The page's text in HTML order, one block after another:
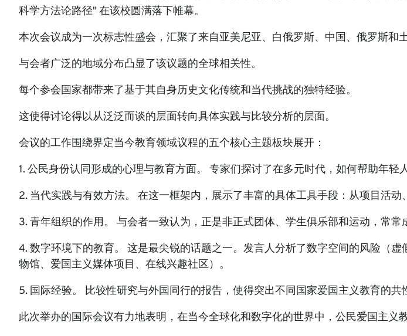
科学方法论路径" 在该校圆满落下帷幕。
本次会议成为一次标志性盛会，汇聚了来自亚美尼亚、白俄罗斯、中国、俄罗斯和
与会者广泛的地域分布凸显了该议题的全球相关性。
每个参会国家都带来了基于其自身历史文化传统和当代挑战的独特经验。
这使得讨论得以从泛泛而谈的层面转向具体实践与比较分析的层面。
会议的工作围绕界定当今教育领域议程的五个核心主题板块展开：
1. 公民身份认同形成的心理与教育方面。 专家们探讨了在多元时代，如何帮助年轻
2. 当代实践与有效方法。 在这一框架内，展示了丰富的具体工具手段：从项目活
3. 青年组织的作用。 与会者一致认为，正是非正式团体、学生俱乐部和运动，常
4. 数字环境下的教育。 这是最尖锐的话题之一。发言人分析了数字空间的风险（
物馆、爱国主义媒体项目、在线兴趣社区）。
5. 国际经验。 比较性研究与外国同行的报告，使得突出不同国家爱国主义教育的
此次举办的国际会议有力地表明，在当今全球化和数字化的世界中，公民爱国主义